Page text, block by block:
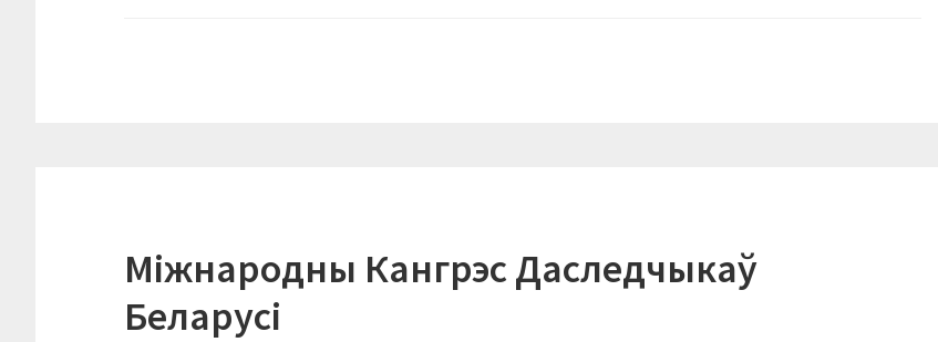
Міжнародны Кангрэс Даследчыкаў
Беларусі